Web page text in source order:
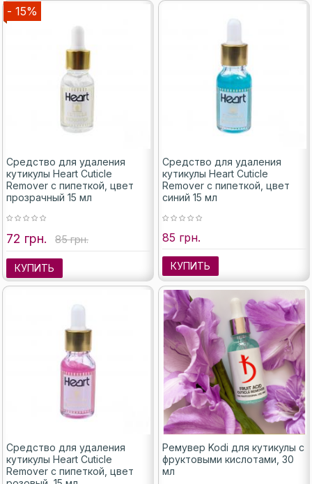
- 15%
Средство для удаления
кутикулы Heart Cuticle
Remover с пипеткой, цвет
прозрачный 15 мл
72 грн. 85 грн.
КУПИТЬ
Средство для удаления
кутикулы Heart Cuticle
Remover с пипеткой, цвет
синий 15 мл
85 грн.
КУПИТЬ
Средство для удаления
кутикулы Heart Cuticle
Remover с пипеткой, цвет
Ремувер Kodi для кутикулы с
фруктовыми кислотами, 30
мл